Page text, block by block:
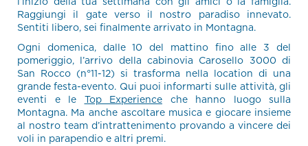
Raggiungi il gate verso il nostro paradiso innevato.
Sentiti libero, sei finalmente arrivato in Montagna.
Ogni domenica, dalle 10 del mattino fino alle 3 del
pomeriggio, l’arrivo della cabinovia Carosello 3000 di
San Rocco (n°11-12) si trasforma nella location di una
grande festa-evento. Qui puoi informarti sulle attività, gli
eventi e le Top Experience che hanno luogo sulla
Montagna. Ma anche ascoltare musica e giocare insieme
al nostro team d’intrattenimento provando a vincere dei
voli in parapendio e altri premi.